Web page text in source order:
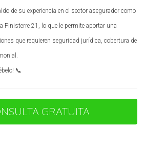
fue clara: adquirir propiedades
estéticas pero estaban ubicadas
María invirtió otros 30,000
para alquilar el inmueble. En
alquilarlo por 900 euros al mes.
aquí fue identificar el momento
antes del aumento del interés en
de su experiencia en el sector asegurador como
Finisterre 21, lo que le permite aportar una
que requieren seguridad jurídica, cobertura de
📞
GRATUITA